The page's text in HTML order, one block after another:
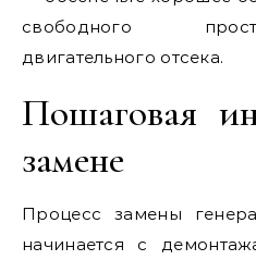
свободного
двигательного отсека.
Пошаговая
замене
Процесс замены
начинается с